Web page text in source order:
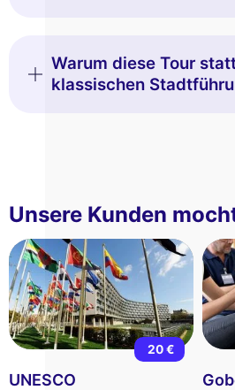
Warum diese Tour
klassischen
Unsere Kunden
20 €
UNESCO